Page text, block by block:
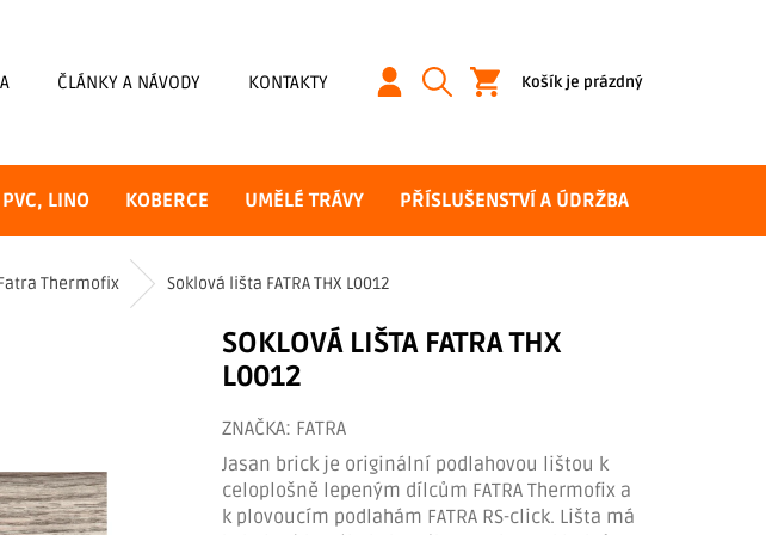
ČLÁNKY A NÁVODY KONTAKTY
NÁKUPNÍ
Košík je prázdný
LINO KOBERCE UMĚLÉ TRÁVY PŘÍSLUŠENSTVÍ A ÚDRŽBA
Thermofix Soklová lišta FATRA THX L0012
ZNAČKA: FATRA
SOKLOVÁ LIŠTA FATRA THX
L0012
Jasan brick je originální podlahovou lištou k
celoplošně lepeným dílcům FATRA Thermofix a
k plovoucím podlahám FATRA RS-click. Lišta má